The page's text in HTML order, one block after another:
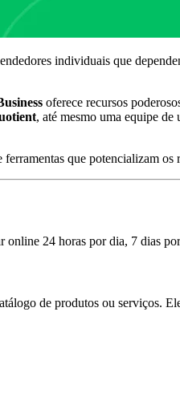
individuais que
oferece recursos
, até mesmo uma equipe de
ferramentas que potencializam
24 horas por dia, 7 dias
de produtos ou serviços.